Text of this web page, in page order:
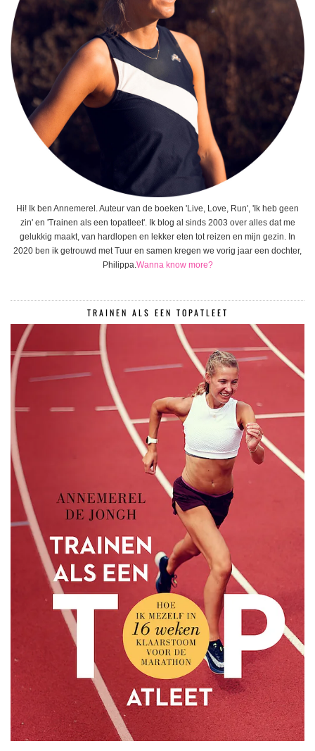
Hi! Ik ben Annemerel. Auteur van de boeken 'Live, Love, Run', 'Ik heb geen
zin' en 'Trainen als een topatleet'. Ik blog al sinds 2003 over alles dat me
gelukkig maakt, van hardlopen en lekker eten tot reizen en mijn gezin. In
2020 ben ik getrouwd met Tuur en samen kregen we vorig jaar een dochter,
Philippa.Wanna know more?
TRAINEN ALS EEN TOPATLEET